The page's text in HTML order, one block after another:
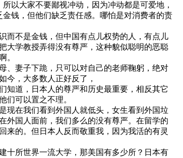
以大家不要鄙视冲动，因为冲动都是可爱地，
钱，但他们缺乏责任感。哪怕是对消费者的责
而不是金钱，但中国有点儿权势的人，有点儿
大学教授弄得没有尊严，这种貌似聪明的恶聪
。
、妻子下跪，只可以对自己的老师鞠躬，绝对
今，大多数人正好反了，
知道，日本人的尊严和历史最重要，相反其它
们可以置之不理。
现在我们看到外国人就低头，女生看到外国垃
外国人面前，我们多么的没有尊严。在留学的
来的。但日本人反而敬重我，因为我活的有灵
十所世界一流大学，那美国有多少所？日本有